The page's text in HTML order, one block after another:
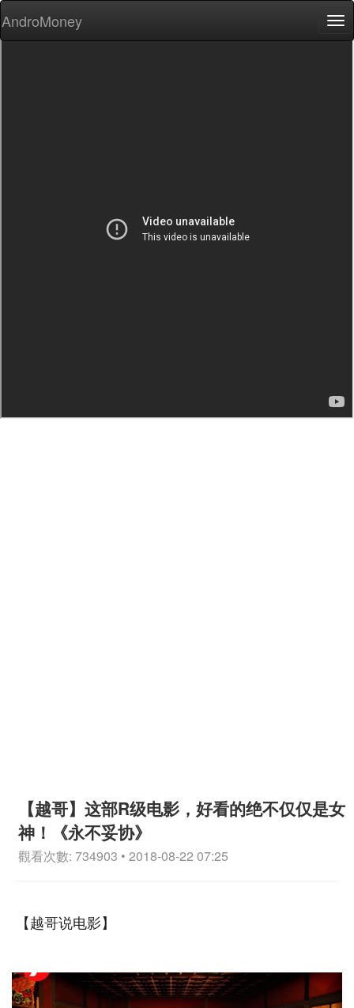
AndroMoney
【越哥】这部R级电影，好看的绝不仅仅是女
神！《永不妥协》
觀看次數: 734903 • 2018-08-22 07:25
【越哥说电影】